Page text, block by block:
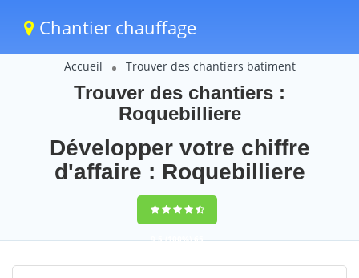
Chantier chauffage
Accueil Trouver des chantiers batiment
Trouver des chantiers :
Roquebilliere
Développer votre chiffre
d'affaire : Roquebilliere
9,5(100%)65
votes